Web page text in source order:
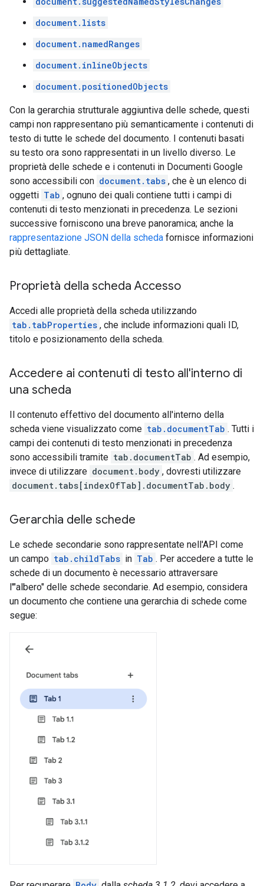
document.lists
document.namedRanges
document.inlineObjects
document.positionedObjects
Con la gerarchia strutturale aggiuntiva delle schede, questi
campi non rappresentano più semanticamente i contenuti di
testo di tutte le schede del documento. I contenuti basati
su testo ora sono rappresentati in un livello diverso. Le
proprietà delle schede e i contenuti in Documenti Google
sono accessibili con document.tabs , che è un elenco di
oggetti Tab , ognuno dei quali contiene tutti i campi di
contenuti di testo menzionati in precedenza. Le sezioni
successive forniscono una breve panoramica; anche la
rappresentazione JSON della scheda fornisce informazioni
più dettagliate.
Proprietà della scheda Accesso
Accedi alle proprietà della scheda utilizzando
tab.tabProperties , che include informazioni quali ID,
titolo e posizionamento della scheda.
Accedere ai contenuti di testo all'interno di
una scheda
Il contenuto effettivo del documento all'interno della
scheda viene visualizzato come tab.documentTab . Tutti i
campi dei contenuti di testo menzionati in precedenza
sono accessibili tramite tab.documentTab . Ad esempio,
invece di utilizzare document.body , dovresti utilizzare
document.tabs[indexOfTab].documentTab.body .
Gerarchia delle schede
Le schede secondarie sono rappresentate nell'API come
un campo tab.childTabs in Tab . Per accedere a tutte le
schede di un documento è necessario attraversare
l'"albero" delle schede secondarie. Ad esempio, considera
un documento che contiene una gerarchia di schede come
segue: